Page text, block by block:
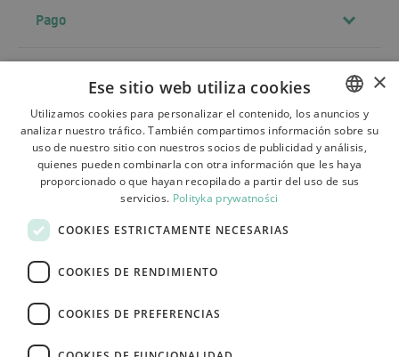
Pago
Términos y condiciones
Sobre la tienda
Devoluciones y reclamaciones
Pagos
Contacto
POLISH
BULGARIAN
×
Ese sitio web utiliza cookies
Utilizamos cookies para personalizar el contenido, los anuncios y
analizar nuestro tráfico. También compartimos información sobre su
uso de nuestro sitio con nuestros socios de publicidad y análisis,
quienes pueden combinarla con otra información que les haya
proporcionado o que hayan recopilado a partir del uso de sus
servicios. Polityka prywatności
COOKIES ESTRICTAMENTE NECESARIAS
COOKIES DE RENDIMIENTO
COOKIES DE PREFERENCIAS